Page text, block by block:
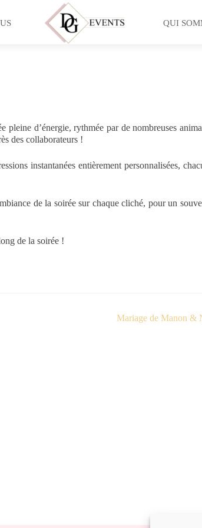
QUI
pleine d’énergie, rythmée par de nombreuses
des collaborateurs !
instantanées entièrement personnalisées,
de la soirée sur chaque cliché, pour un
de la soirée !
Mariage de Manon &